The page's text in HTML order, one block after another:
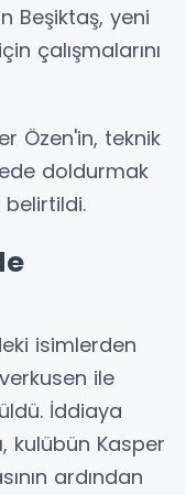
Beşiktaş, yeni
çalışmalarını
Özen'in, teknik
doldurmak
isimlerden
ile
İddiaya
kulübün Kasper
ardından